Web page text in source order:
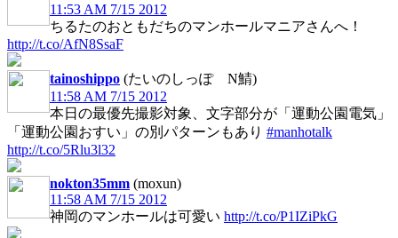
11:53 AM 7/15 2012
ちるたのおともだちのマンホールマニアさんへ！
http://t.co/AfN8SsaF
tainoshippo (たいのしっぽ N鯖)
11:58 AM 7/15 2012
本日の最優先撮影対象、文字部分が「運動公園電気」
「運動公園おすい」の別パターンもあり #manhotalk
http://t.co/5Rlu3l32
nokton35mm (moxun)
11:58 AM 7/15 2012
神岡のマンホールは可愛い http://t.co/P1IZiPkG